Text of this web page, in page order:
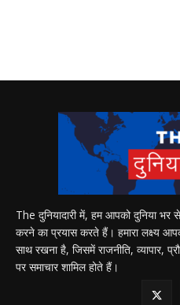
The दुनियादारी में, हम आपको दुनिया भर
करने का प्रयास करते हैं। हमारा लक्ष्य
साथ रखना है, जिसमें राजनीति, व्यापार,
पर समाचार शामिल होते हैं।